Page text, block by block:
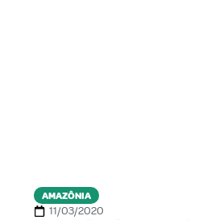
AMAZÔNIA
11/03/2020